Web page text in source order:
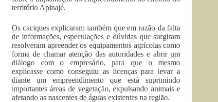
território Apinajé.
Os caciques explicaram também que em razão da falta
de informações, especulações e dúvidas que surgiram
resolveram apreender os equipamentos agrícolas como
forma de chamar atenção das autoridades e abrir um
diálogo com o empresário, para que o mesmo
explicasse como conseguiu as licenças para levar a
diante um empreendimento que está suprimindo
importantes áreas de vegetação, expulsando animais e
afetando as nascentes de águas existentes na região.